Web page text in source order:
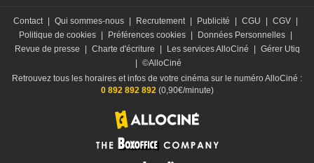
Contact Qui sommes-nous Recrutement Publicité CGU CGV
Politique de cookies
Préférences cookies Données Personnelles
Revue de presse
Charte d'écriture Les services AlloCiné
Gérer Utiq
©AlloCiné
Retrouvez tous les horaires et infos de votre cinéma sur le numéro AlloCiné :
0 892 892 892(0,90€/minute)